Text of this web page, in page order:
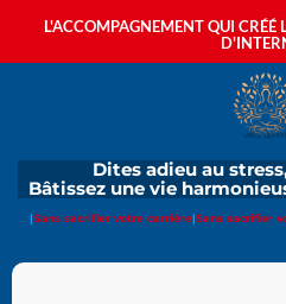
L'ACCOMPAGNEMENT QUI CRÉÉ
Dites adieu au
Bâtissez une vie
|Sans sacrifier votre carrière|Sans sacrifier